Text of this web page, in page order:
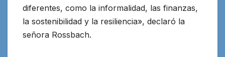
diferentes, como la informalidad, las finanzas,
la sostenibilidad y la resiliencia», declaró la
señora Rossbach.